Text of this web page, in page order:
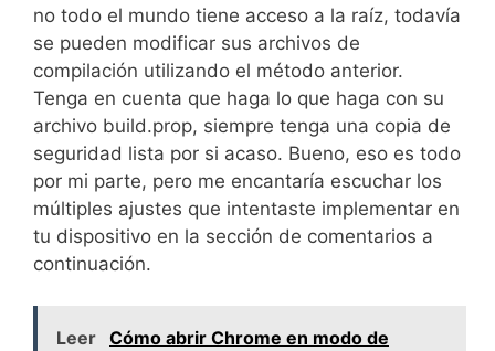
no todo el mundo tiene acceso a la raíz, todavía
se pueden modificar sus archivos de
compilación utilizando el método anterior.
Tenga en cuenta que haga lo que haga con su
archivo build.prop, siempre tenga una copia de
seguridad lista por si acaso. Bueno, eso es todo
por mi parte, pero me encantaría escuchar los
múltiples ajustes que intentaste implementar en
tu dispositivo en la sección de comentarios a
continuación.
Leer Cómo abrir Chrome en modo de